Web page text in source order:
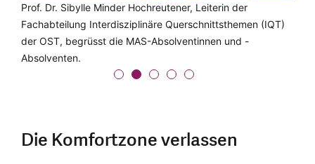
Eine MAS-Klasse der OST feiert ihren erfolgreichen
Abschluss.
Prof. Dr. Sibylle Minder Hochreutener, Leiterin der
Fachabteilung Interdisziplinäre Querschnittsthemen (IQT)
der OST, begrüsst die MAS-Absolventinnen und -
Absolventen.
Simon May, Co-Geschäftsführer IFJ Institut für
Jungunternehmen AG, hält zur Feier des Tages die
Gastrede.
Alexandra Egger, Leiterin Weiterbildung OST, gratuliert den
Absolventinnen und Absolventen.
Die Absolventinnen und Absolventen feiern nach der
Diplomfeier ihren Erfolg.
Die Komfortzone verlassen